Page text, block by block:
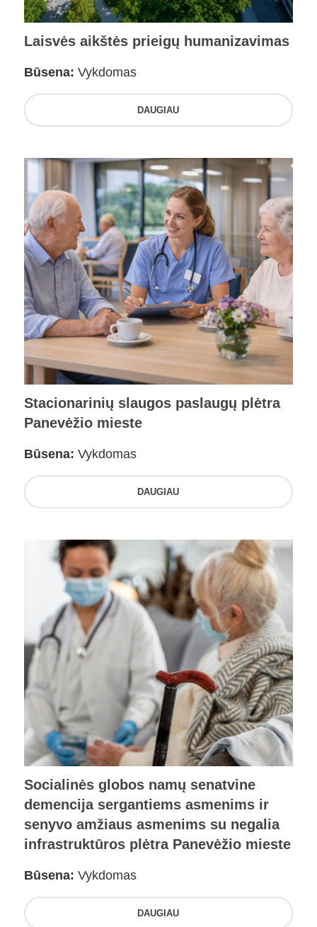
Laisvės aikštės prieigų humanizavimas
Būsena: Vykdomas
DAUGIAU
Stacionarinių slaugos paslaugų plėtra
Panevėžio mieste
Būsena: Vykdomas
DAUGIAU
Socialinės globos namų senatvine
demencija sergantiems asmenims ir
senyvo amžiaus asmenims su negalia
infrastruktūros plėtra Panevėžio mieste
Būsena: Vykdomas
DAUGIAU